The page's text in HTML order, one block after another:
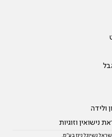
ולידה
נישואין וזוגיות
נשיונל ניוז בע"מ.